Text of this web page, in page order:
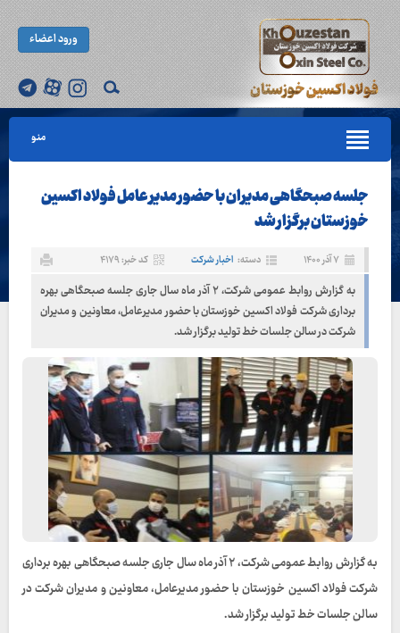
ورود اعضاء
منو
جلسه صبحگاهی مدیران با حضور مدیر عامل فولاد اکسین
خوزستان برگزار شد
۷ آذر ۱۴۰۰ دسته: اخبار شرکت کد خبر: ۴۱۷۹
به گزارش روابط عمومی شرکت، ۲ آذر ماه سال جاری جلسه صبحگاهی بهره
برداری شرکت فولاد اکسین خوزستان با حضور مدیرعامل، معاونین و مدیران
شرکت در سالن جلسات خط تولید برگزار شد.
به گزارش روابط عمومی شرکت، ۲ آذر ماه سال جاری جلسه صبحگاهی بهره برداری
شرکت فولاد اکسین خوزستان با حضور مدیرعامل، معاونین و مدیران شرکت در
سالن جلسات خط تولید برگزار شد.